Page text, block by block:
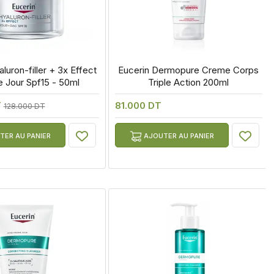
filler + 3x Effect
Jour Spf15 - 50ml
128.000 DT
AU PANIER
Eucerin Dermopure Creme Corps
Triple Action 200ml
81.000 DT
AJOUTER AU PANIER